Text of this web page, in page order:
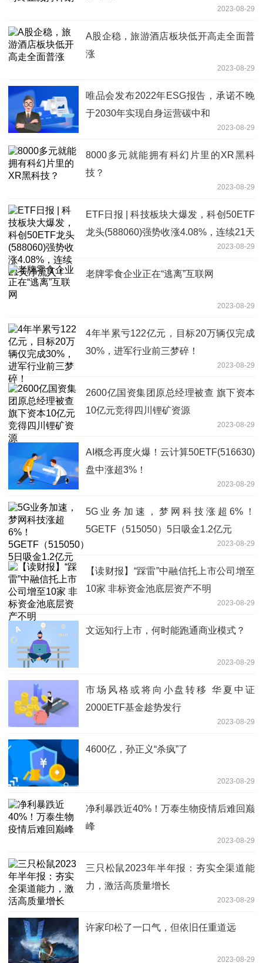
2023-08-29
A股企稳，旅游酒店板块低开高走全面普
涨
2023-08-29
唯品会发布2022年ESG报告，承诺不晚
于2030年实现自身运营碳中和
2023-08-29
8000多元就能拥有科幻片里的XR黑科
技？
2023-08-29
ETF日报 | 科技板块大爆发，科创50ETF
龙头(588060)强势收涨4.08%，连续21天
2023-08-29
老牌零食企业正在“逃离”互联网
2023-08-29
4年半累亏122亿元，目标20万辆仅完成
30%，进军行业前三梦碎！
2023-08-29
2600亿国资集团原总经理被查 旗下资本
10亿元竞得四川锂矿资源
2023-08-29
AI概念再度火爆！云计算50ETF(516630)
盘中涨超3%！
2023-08-29
5G业务加速，梦网科技涨超6%！
5GETF（515050）5日吸金1.2亿元
2023-08-29
【读财报】“踩雷”中融信托上市公司增至
10家 非标资金池底层资产不明
2023-08-29
文远知行上市，何时能跑通商业模式？
2023-08-29
市场风格或将向小盘转移 华夏中证
2000ETF基金趁势发行
2023-08-29
4600亿，孙正义“杀疯”了
2023-08-29
净利暴跌近40%！万泰生物疫情后难回巅
峰
2023-08-29
三只松鼠2023年半年报：夯实全渠道能
力，激活高质量增长
2023-08-29
许家印松了一口气，但依旧任重道远
2023-08-29